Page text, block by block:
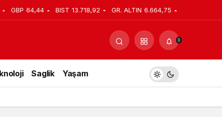
GBP 64,44 BIST 13.718,92 GR. ALTIN 6.664,75
0
Saglik Yaşam
Yorum Yap Paylaş